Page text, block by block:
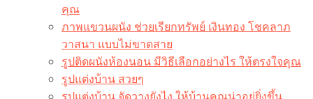
คุณ
ภาพแขวนผนัง ช่วยเรียกทรัพย์ เงินทอง โชคลาภ
วาสนา แบบไม่ขาดสาย
รูปติดผนังห้องนอน มีวิธีเลือกอย่างไร ให้ตรงใจคุณ
รูปแต่งบ้าน สวยๆ
รูปแต่งบ้าน จัดวางยังไง ให้บ้านคุณน่าอยู่ยิ่งขึ้น